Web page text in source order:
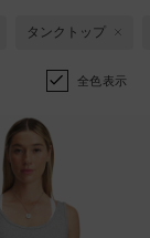
タンクトップ
全色表示